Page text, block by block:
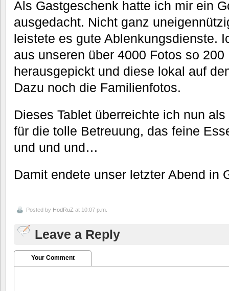
Als Gastgeschenk hatte ich mir ein
ausgedacht. Nicht ganz
leistete es gute Ablenkungsdienste.
aus unseren über 4000 Fotos so 200
herausgepickt und diese lokal auf
Dazu noch die Familienfotos.
Dieses Tablet überreichte ich nun
für die tolle Betreuung, das feine
und und und…
Damit endete unser letzter Abend in
Posted by HodRuZ at 10:07 p.m.
Leave a Reply
Your Comment